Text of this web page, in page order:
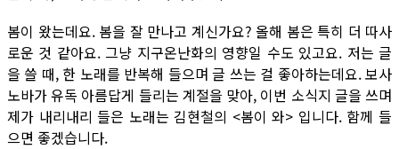
봄이 왔는데요. 봄을 잘 만나고 계신가요? 올해 봄은 특히 더 따사
로운 것 같아요. 그냥 지구온난화의 영향일 수도 있고요. 저는 글
을 쓸 때, 한 노래를 반복해 들으며 글 쓰는 걸 좋아하는데요. 보사
노바가 유독 아름답게 들리는 계절을 맞아, 이번 소식지 글을 쓰며
제가 내리내리 들은 노래는 김현철의 <봄이 와> 입니다. 함께 들
으면 좋겠습니다.